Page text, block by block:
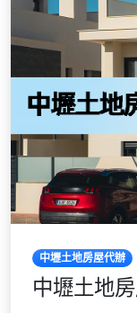
中壢土地房屋代辦
中壢土地